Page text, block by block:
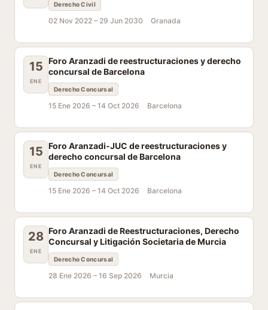
Derecho Civil
02 Nov 2022 – 29 Jun 2030 Granada
15
ENE
Foro Aranzadi de reestructuraciones y derecho
concursal de Barcelona
Derecho Concursal
15 Ene 2026 – 14 Oct 2026 Barcelona
15
ENE
Foro Aranzadi-JUC de reestructuraciones y
derecho concursal de Barcelona
Derecho Concursal
15 Ene 2026 – 14 Oct 2026 Barcelona
28
ENE
Foro Aranzadi de Reestructuraciones, Derecho
Concursal y Litigación Societaria de Murcia
Derecho Concursal
28 Ene 2026 – 16 Sep 2026 Murcia